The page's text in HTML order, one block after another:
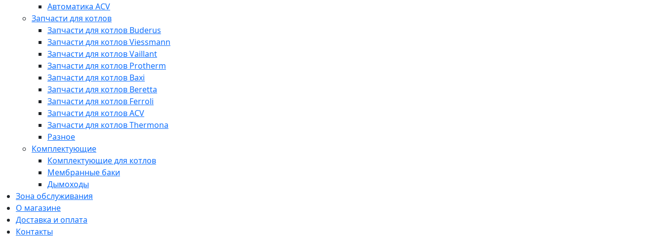
Автоматика ACV
Запчасти для котлов
Запчасти для котлов Buderus
Запчасти для котлов Viessmann
Запчасти для котлов Vaillant
Запчасти для котлов Protherm
Запчасти для котлов Baxi
Запчасти для котлов Beretta
Запчасти для котлов Ferroli
Запчасти для котлов ACV
Запчасти для котлов Thermona
Разное
Комплектующие
Комплектующие для котлов
Мембранные баки
Дымоходы
Зона обслуживания
О магазине
Доставка и оплата
Контакты